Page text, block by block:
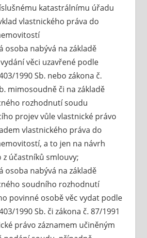
katastrálnímu úřadu
vlastnického práva do
osoba nabývá na základě
věci uzavřené podle
1990 Sb. nebo zákona č.
mimosoudně či na základě
rozhodnutí soudu
projev vůle vlastnické právo
vlastnického práva do
a to jen na návrh
z účastníků smlouvy;
osoba nabývá na základě
soudního rozhodnutí
povinné osobě věc vydat podle
1990 Sb. či zákona č. 87/1991
právo záznamem učiněným